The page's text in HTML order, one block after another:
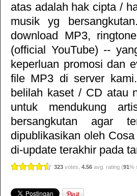
atas adalah hak cipta /
musik yg
download MP3,
(official YouTube) --
keperluan promosi dan
file MP3 di server
belilah kaset / CD atau
untuk mendukung
bersangkutan agar
dipublikasikan oleh
di-update terakhir pada
323 votes, 4.56 avg. rating (91 %